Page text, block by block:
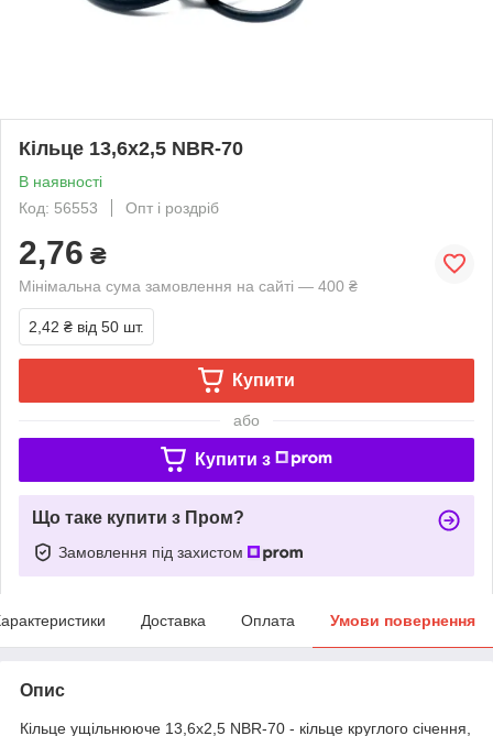
Кільце 13,6х2,5 NBR-70
В наявності
Код: 56553
Опт і роздріб
2,76 ₴
Мінімальна сума замовлення на сайті — 400 ₴
2,42 ₴ від 50 шт.
Купити
або
Купити з
Що таке купити з Пром?
Замовлення під захистом
Доставка Оплата Умови повернення
Опис
Кільце ущільнююче 13,6х2,5 NBR-70 - кільце круглого січення,